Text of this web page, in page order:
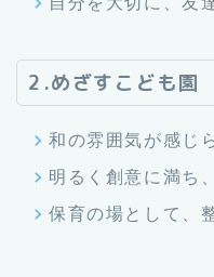
2.めざすこども園
和の雰囲気が感じ
明るく創意に満ち
保育の場として、